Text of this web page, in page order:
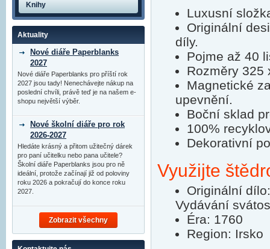
Luxusní
Originální
díly.
Pojme až 40
Rozměry 325
Magnetické
upevnění.
Boční sklad
100%
Dekorativní
Využijte
Originální
Vydávání
Éra: 1760
Region: Irsko
Knihy
Aktuality
Nové diáře Paperblanks
2027
Nové diáře Paperblanks pro příští rok
2027 jsou tady! Nenechávejte nákup na
poslední chvíli, právě teď je na našem e-
shopu největší výběr.
Nové školní diáře pro rok
2026-2027
Hledáte krásný a přitom užitečný dárek
pro paní učitelku nebo pana učitele?
Školní diáře Paperblanks jsou pro ně
ideální, protože začínají již od poloviny
roku 2026 a pokračují do konce roku
2027.
Zobrazit všechny